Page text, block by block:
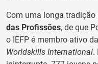
Com uma longa tradição
das Profissões, de que
o IEFP é membro ativo da
Worldskills International.